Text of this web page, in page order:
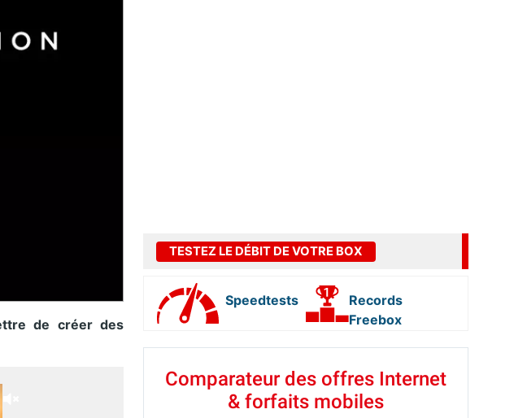
de créer des
TESTEZ LE DÉBIT DE VOTRE BOX
Speedtests
Records
Freebox
Comparateur des offres Internet
& forfaits mobiles